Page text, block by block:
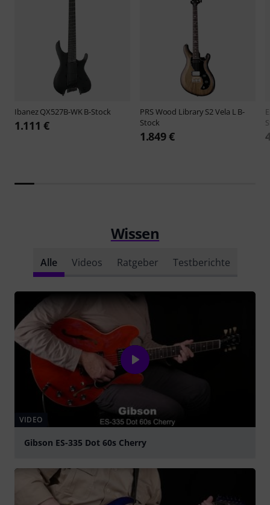
IbanezQX527B-WK B-Stock
1.111 €
PRSWood Library S2 Vela L B-
Stock
1.849 €
Wissen
Alle Videos Ratgeber Testberichte
VIDEO
Gibson ES-335 Dot 60s Cherry